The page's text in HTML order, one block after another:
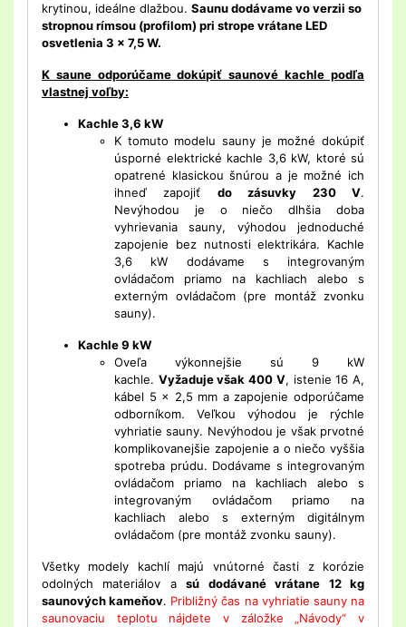
krytinou, ideálne dlažbou. Saunu dodávame vo verzii so
stropnou rímsou (profilom) pri strope vrátane LED
osvetlenia 3 x 7,5 W.
K saune odporúčame dokúpiť saunové kachle podľa
vlastnej voľby:
Kachle 3,6 kW
K tomuto modelu sauny je možné dokúpiť
úsporné elektrické kachle 3,6 kW, ktoré sú
opatrené klasickou šnúrou a je možné ich
ihneď zapojiť do zásuvky 230 V.
Nevýhodou je o niečo dlhšia doba
vyhrievania sauny, výhodou jednoduché
zapojenie bez nutnosti elektrikára. Kachle
3,6 kW dodávame s integrovaným
ovládačom priamo na kachliach alebo s
externým ovládačom (pre montáž zvonku
sauny).
Kachle 9 kW
Oveľa výkonnejšie sú 9 kW
kachle. Vyžaduje však 400 V, istenie 16 A,
kábel 5 x 2,5 mm a zapojenie odporúčame
odborníkom. Veľkou výhodou je rýchle
vyhriatie sauny. Nevýhodou je však prvotné
komplikovanejšie zapojenie a o niečo vyššia
spotreba prúdu. Dodávame s integrovaným
ovládačom priamo na kachliach alebo s
integrovaným ovládačom priamo na
kachliach alebo s externým digitálnym
ovládačom (pre montáž zvonku sauny).
Všetky modely kachlí majú vnútorné časti z korózie
odolných materiálov asú dodávané vrátane 12 kg
saunových kameňov. Približný čas na vyhriatie sauny na
saunovaciu teplotu nájdete v záložke „Návody“ v